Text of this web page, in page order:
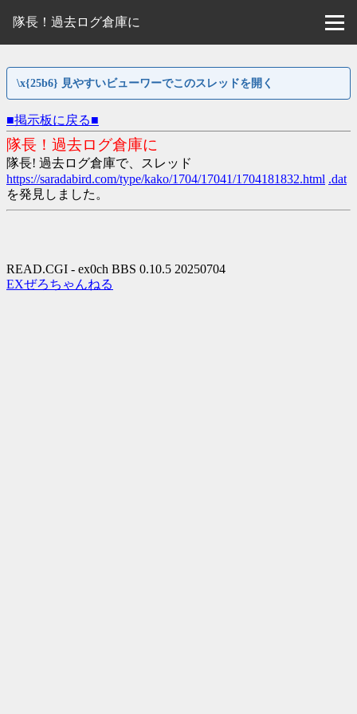
隊長！過去ログ倉庫に
\x{25b6} 見やすいビューワーでこのスレッドを開く
■掲示板に戻る■
隊長！過去ログ倉庫に
隊長! 過去ログ倉庫で、スレッド
https://saradabird.com/type/kako/1704/17041/1704181832.html .dat
を発見しました。
READ.CGI - ex0ch BBS 0.10.5 20250704
EXぜろちゃんねる